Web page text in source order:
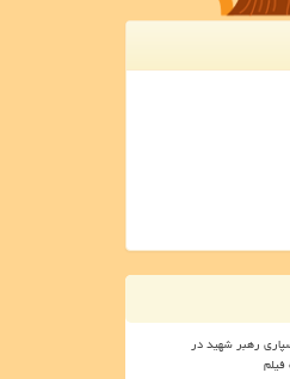
رهبر شهید در